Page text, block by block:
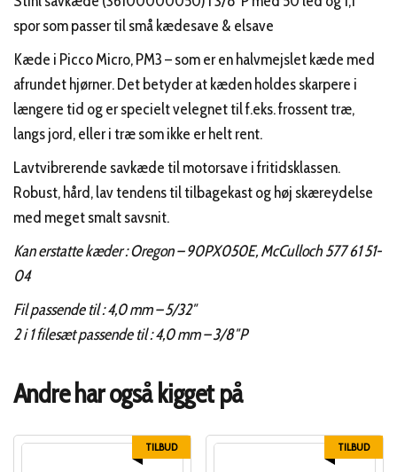
spor som passer til små kædesave & elsave
Kæde i Picco Micro, PM3 – som er en halvmejslet kæde med
afrundet hjørner. Det betyder at kæden holdes skarpere i
længere tid og er specielt velegnet til f.eks. frossent træ,
langs jord, eller i træ som ikke er helt rent.
Lavtvibrerende savkæde til motorsave i fritidsklassen.
Robust, hård, lav tendens til tilbagekast og høj skæreydelse
med meget smalt savsnit.
Kan erstatte kæder : Oregon – 90PX050E, McCulloch 577 61 51-
04
Fil passende til : 4,0 mm – 5/32″
2 i 1 filesæt passende til : 4,0 mm – 3/8″P
Andre har også kigget på
TILBUD TILBUD